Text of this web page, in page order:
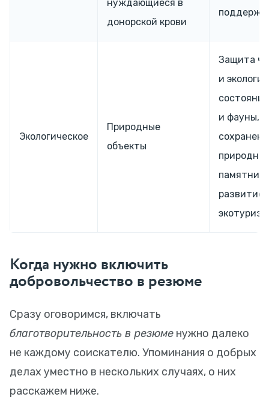
нуждающиеся в
донорской крови
Экологическое
Природные
объекты
Защита
и
и фауны,
развитие
Когда нужно включить
добровольчество в резюме
Сразу оговоримся, включать
благотворительность в резюме нужно далеко
не каждому соискателю. Упоминания о добрых
делах уместно в нескольких случаях, о них
расскажем ниже.